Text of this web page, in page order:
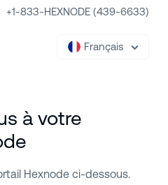
+1-833-HEXNODE (439-6633)
Français
à votre
Hexnode ci-dessous.